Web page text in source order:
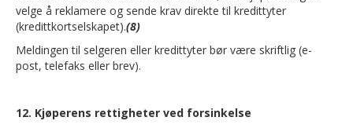
velge å reklamere og sende krav direkte til kredittyter
(kredittkortselskapet).(8)
Meldingen til selgeren eller kredittyter bør være skriftlig (e-
post, telefaks eller brev).
12. Kjøperens rettigheter ved forsinkelse